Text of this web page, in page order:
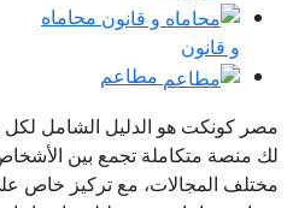
محاماه
و قانون
مطاعم
مصر كونكت هو الدليل الشامل
لك منصة متكاملة تجمع بين
مختلف المجالات، مع تركيز خاص